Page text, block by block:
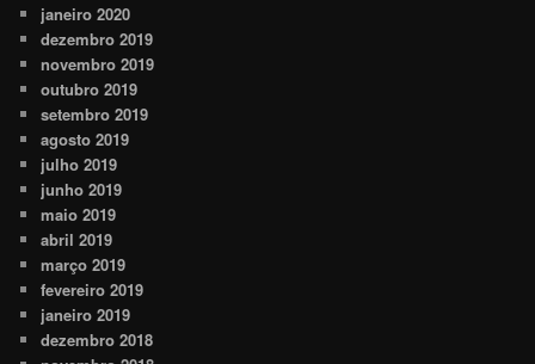
janeiro 2020
dezembro 2019
novembro 2019
outubro 2019
setembro 2019
agosto 2019
julho 2019
junho 2019
maio 2019
abril 2019
março 2019
fevereiro 2019
janeiro 2019
dezembro 2018